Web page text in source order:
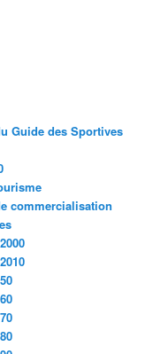
Guide des Sportives
commercialisation